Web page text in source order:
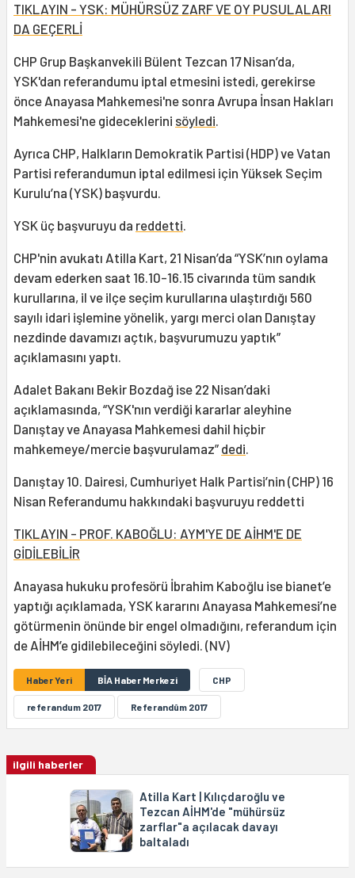
TIKLAYIN - YSK: MÜHÜRSÜZ ZARF VE OY PUSULALARI
DA GEÇERLİ
CHP Grup Başkanvekili Bülent Tezcan 17 Nisan’da,
YSK'dan referandumu iptal etmesini istedi, gerekirse
önce Anayasa Mahkemesi'ne sonra Avrupa İnsan Hakları
Mahkemesi'ne gideceklerini söyledi.
Ayrıca CHP, Halkların Demokratik Partisi (HDP) ve Vatan
Partisi referandumun iptal edilmesi için Yüksek Seçim
Kurulu’na (YSK) başvurdu.
YSK üç başvuruyu da reddetti.
CHP'nin avukatı Atilla Kart, 21 Nisan’da “YSK’nın oylama
devam ederken saat 16.10-16.15 civarında tüm sandık
kurullarına, il ve ilçe seçim kurullarına ulaştırdığı 560
sayılı idari işlemine yönelik, yargı merci olan Danıştay
nezdinde davamızı açtık, başvurumuzu yaptık”
açıklamasını yaptı.
Adalet Bakanı Bekir Bozdağ ise 22 Nisan’daki
açıklamasında, “YSK'nın verdiği kararlar aleyhine
Danıştay ve Anayasa Mahkemesi dahil hiçbir
mahkemeye/mercie başvurulamaz” dedi.
Danıştay 10. Dairesi, Cumhuriyet Halk Partisi’nin (CHP) 16
Nisan Referandumu hakkındaki başvuruyu reddetti
TIKLAYIN - PROF. KABOĞLU: AYM'YE DE AİHM'E DE
GİDİLEBİLİR
Anayasa hukuku profesörü İbrahim Kaboğlu ise bianet’e
yaptığı açıklamada, YSK kararını Anayasa Mahkemesi’ne
götürmenin önünde bir engel olmadığını, referandum için
de AİHM’e gidilebileceğini söyledi. (NV)
Haber Yeri BİA Haber Merkezi CHP
referandum 2017 Referandûm 2017
ilgili haberler
Atilla Kart | Kılıçdaroğlu ve
Tezcan AİHM'de "mühürsüz
zarflar"a açılacak davayı
baltaladı